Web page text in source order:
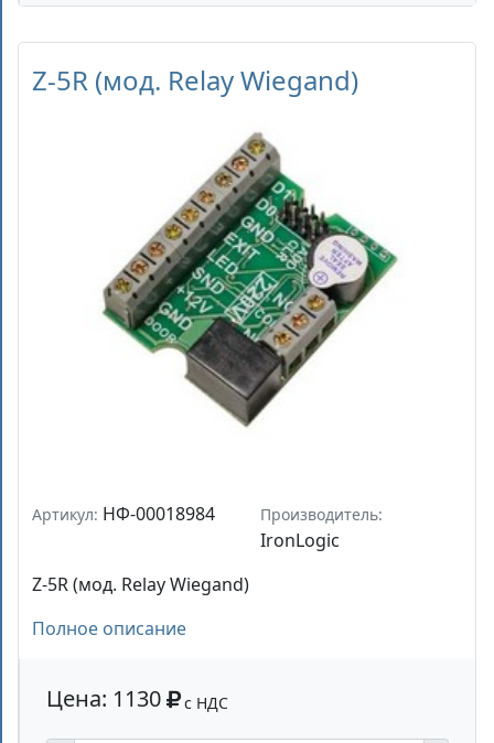
Z-5R (мод. Relay Wiegand)
Артикул: НФ-00018984 Производитель:
IronLogic
Z-5R (мод. Relay Wiegand)
Полное описание
Цена: 1130 с НДС